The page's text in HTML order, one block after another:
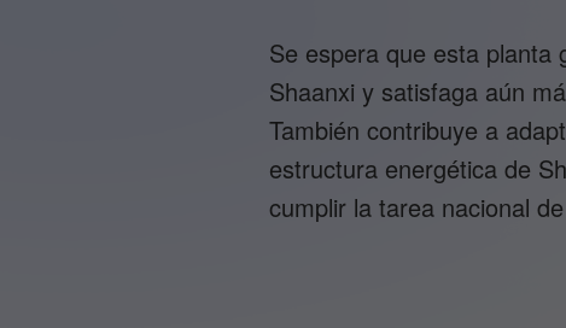
Se espera que esta planta
Shaanxi y satisfaga aún
También contribuye a
estructura energética de
cumplir la tarea nacional